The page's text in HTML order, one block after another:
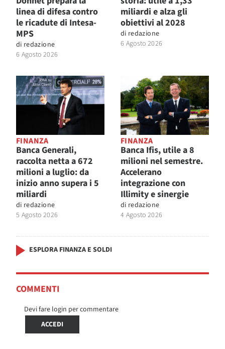
linea di difesa contro
le ricadute di Intesa-
MPS
di redazione
6 Agosto 2026
miliardi e alza gli
obiettivi al 2028
di redazione
6 Agosto 2026
FINANZA
Banca Generali,
raccolta netta a 672
milioni a luglio: da
inizio anno supera i 5
miliardi
di redazione
5 Agosto 2026
FINANZA
Banca Ifis, utile a 8
milioni nel semestre.
Accelerano
integrazione con
Illimity e sinergie
di redazione
4 Agosto 2026
ESPLORA FINANZA E SOLDI
COMMENTI
Devi fare login per commentare
ACCEDI